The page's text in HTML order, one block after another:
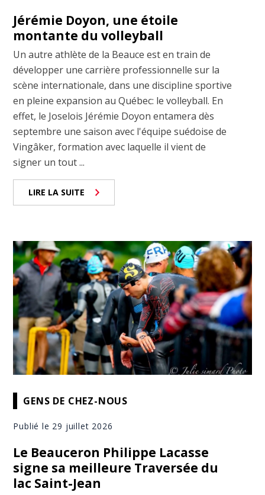
Jérémie Doyon, une étoile
montante du volleyball
Un autre athlète de la Beauce est en train de
développer une carrière professionnelle sur la
scène internationale, dans une discipline sportive
en pleine expansion au Québec: le volleyball. En
effet, le Joselois Jérémie Doyon entamera dès
septembre une saison avec l'équipe suédoise de
Vingâker, formation avec laquelle il vient de
signer un tout ...
LIRE LA SUITE
GENS DE CHEZ-NOUS
Publié le 29 juillet 2026
Le Beauceron Philippe Lacasse
signe sa meilleure Traversée du
lac Saint-Jean